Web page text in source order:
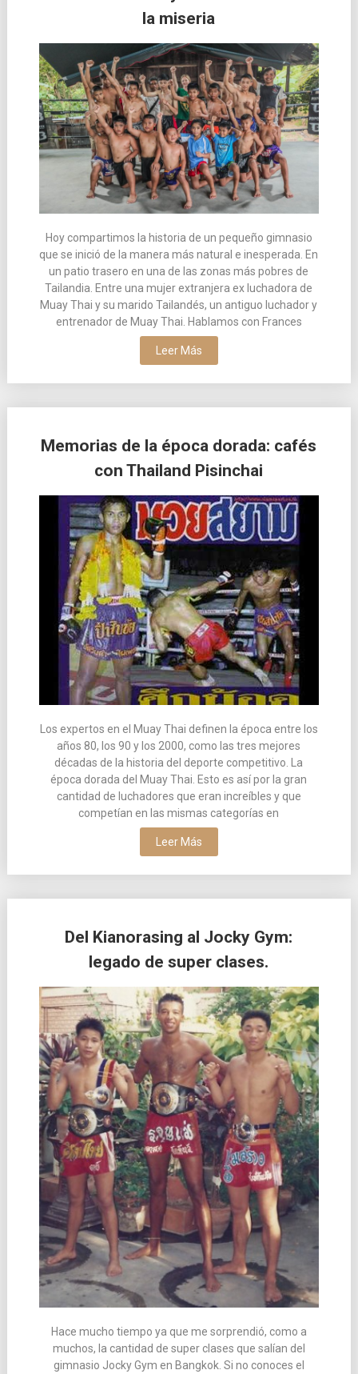
la miseria
Hoy compartimos la historia de un pequeño gimnasio
que se inició de la manera más natural e inesperada. En
un patio trasero en una de las zonas más pobres de
Tailandia. Entre una mujer extranjera ex luchadora de
Muay Thai y su marido Tailandés, un antiguo luchador y
entrenador de Muay Thai. Hablamos con Frances
Leer Más
Memorias de la época dorada: cafés
con Thailand Pisinchai
Los expertos en el Muay Thai definen la época entre los
años 80, los 90 y los 2000, como las tres mejores
décadas de la historia del deporte competitivo. La
época dorada del Muay Thai. Esto es así por la gran
cantidad de luchadores que eran increíbles y que
competían en las mismas categorías en
Leer Más
Del Kianorasing al Jocky Gym:
legado de super clases.
Hace mucho tiempo ya que me sorprendió, como a
muchos, la cantidad de super clases que salían del
gimnasio Jocky Gym en Bangkok. Si no conoces el
entradas